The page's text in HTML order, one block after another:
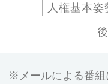
人権基本姿
メールによる番